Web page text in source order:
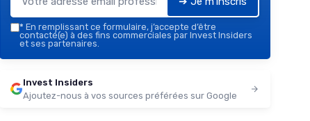
* En remplissant ce formulaire, j’accepte d’être
contacté(e) à des fins commerciales par Invest Insiders
et ses partenaires.
Invest Insiders
Ajoutez-nous à vos sources préférées sur Google